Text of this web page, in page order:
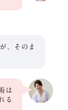
、そのま
は
る